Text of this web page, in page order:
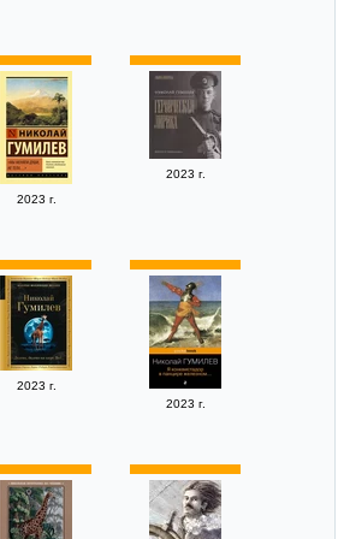
2023 г.
2023 г.
2023 г.
2023 г.